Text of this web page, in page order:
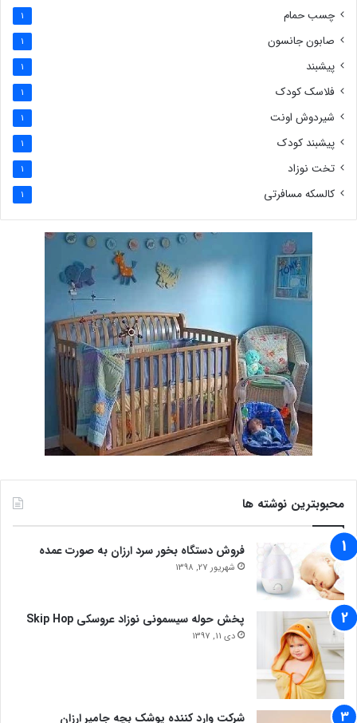
چسب حمام 1
صابون جانسون 1
پیشبند 1
فلاسک کودک 1
شیردوش اونت 1
پیشبند کودک 1
تخت نوزاد 1
کالسکه مسافرتی 1
محبوبترین نوشته ها
فروش دستگاه بخور سرد ارزان به صورت عمده
شهریور 27, 1398
پخش حوله سیسمونی نوزاد عروسکی Skip Hop
دی 11, 1397
شرکت وارد کننده پوشک بچه جامپر ارزان